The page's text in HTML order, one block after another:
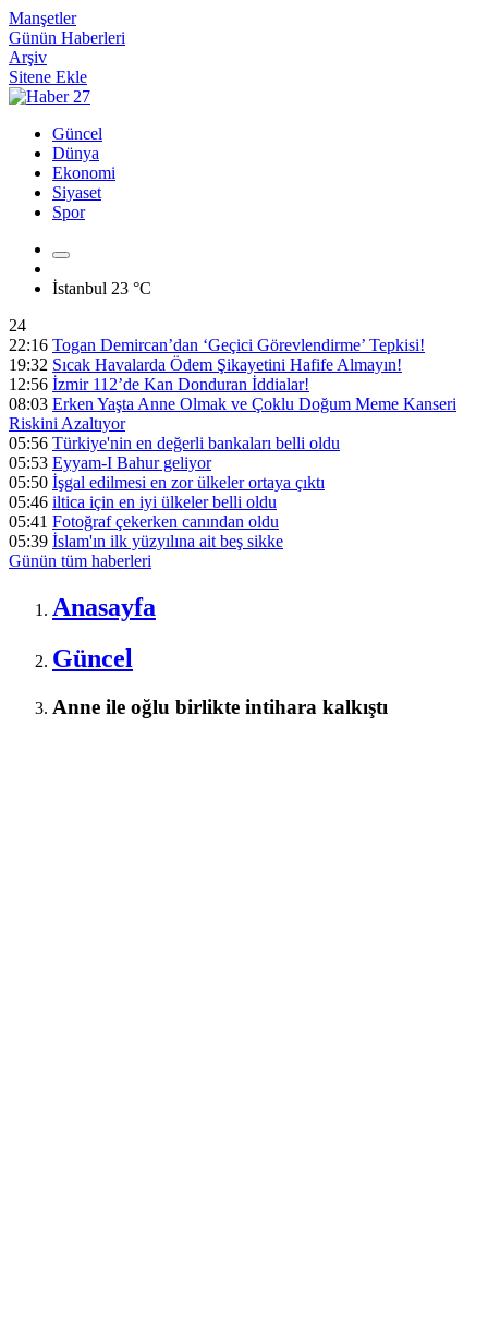
Manşetler
Günün Haberleri
Arşiv
Sitene Ekle
Güncel
Dünya
Ekonomi
Siyaset
Spor
İstanbul 23 °C
24
22:16 Togan Demircan’dan ‘Geçici Görevlendirme’ Tepkisi!
19:32 Sıcak Havalarda Ödem Şikayetini Hafife Almayın!
12:56 İzmir 112’de Kan Donduran İddialar!
08:03 Erken Yaşta Anne Olmak ve Çoklu Doğum Meme Kanseri
Riskini Azaltıyor
05:56 Türkiye'nin en değerli bankaları belli oldu
05:53 Eyyam-I Bahur geliyor
05:50 İşgal edilmesi en zor ülkeler ortaya çıktı
05:46 iltica için en iyi ülkeler belli oldu
05:41 Fotoğraf çekerken canından oldu
05:39 İslam'ın ilk yüzyılına ait beş sikke
Günün tüm haberleri
Anasayfa
Güncel
Anne ile oğlu birlikte intihara kalkıştı